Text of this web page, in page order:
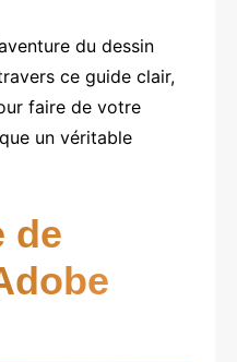
du dessin
ce guide clair,
faire de votre
un véritable
de